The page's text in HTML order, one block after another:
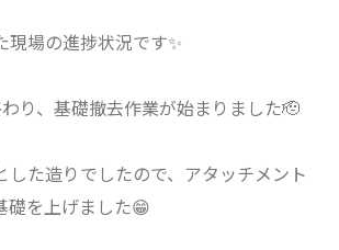
現場の進捗状況です✨
り、基礎撤去作業が始まりました🫡
した造りでしたので、アタッチメント
礎を上げました😁